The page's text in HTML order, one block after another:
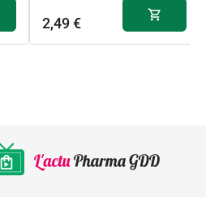
2,49 €